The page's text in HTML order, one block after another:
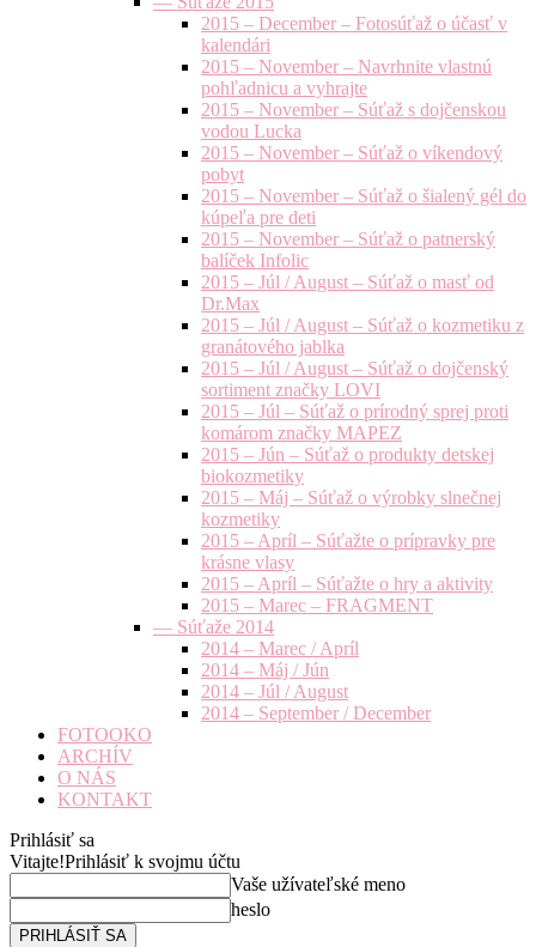
2015 – December – Fotosúťaž o účasť v
kalendári
2015 – November – Navrhnite vlastnú
pohľadnicu a vyhrajte
2015 – November – Súťaž s dojčenskou
vodou Lucka
2015 – November – Súťaž o víkendový
pobyt
2015 – November – Súťaž o šialený gél do
kúpeľa pre deti
2015 – November – Súťaž o patnerský
balíček Infolic
2015 – Júl / August – Súťaž o masť od
Dr.Max
2015 – Júl / August – Súťaž o kozmetiku z
granátového jablka
2015 – Júl / August – Súťaž o dojčenský
sortiment značky LOVI
2015 – Júl – Súťaž o prírodný sprej proti
komárom značky MAPEZ
2015 – Jún – Súťaž o produkty detskej
biokozmetiky
2015 – Máj – Súťaž o výrobky slnečnej
kozmetiky
2015 – Apríl – Súťažte o prípravky pre
krásne vlasy
2015 – Apríl – Súťažte o hry a aktivity
2015 – Marec – FRAGMENT
— Súťaže 2014
2014 – Marec / Apríl
2014 – Máj / Jún
2014 – Júl / August
2014 – September / December
FOTOOKO
ARCHÍV
O NÁS
KONTAKT
Prihlásiť sa
Vitajte!Prihlásiť k svojmu účtu
Vaše užívateľské meno
heslo